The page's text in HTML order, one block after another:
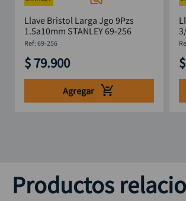
Llave Bristol Larga Jgo 9Pzs
1.5a10mm STANLEY 69-256
: 69-256
$ 79.900
Agregar
3/
$
Productos